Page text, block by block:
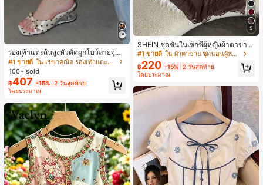
รองเท้าแตะส้นสูงหัวตัดผูกโบว์ลายจุดส
ายเดี่ยวส้นไม่สมมาตรสำหรับผู้หญิง, รอ
งเท้าแตะส้นสูงหนังเทียมสีขาวหรูหรา
สำหรับฤดูร้อน
#1 ขายดี
ใน เรขาคณิต รองเท้าแตะส้นสูงผู้หญิง
100+ sold
฿407 -15% 2 วันสุดท้าย
โดยประมาณ
5
SHEIN ชุดชั้นในเซ็กซี่ผู้หญิงผ้าตาข่าย
มีโครงคัพบาง
#1 ขายดี ใน ผ้าตาข่าย ชุดนอนผู้หญิง
฿220 -15% 2 วันสุดท้าย
โดยประมาณ